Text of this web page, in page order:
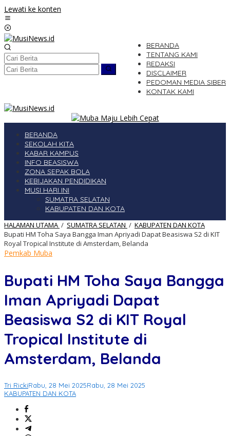
Lewati ke konten
BERANDA
TENTANG KAMI
REDAKSI
DISCLAIMER
PEDOMAN MEDIA SIBER
KONTAK KAMI
BERANDA
SEKOLAH KITA
KABAR KAMPUS
INFO BEASISWA
ZONA SEPAK BOLA
KEBIJAKAN PENDIDIKAN
MUSI HARI INI
SUMATRA SELATAN
KABUPATEN DAN KOTA
HALAMAN UTAMA / SUMATRA SELATAN / KABUPATEN DAN KOTA
Bupati HM Toha Saya Bangga Iman Apriyadi Dapat Beasiswa S2 di KIT
Royal Tropical Institute di Amsterdam, Belanda
Pemkab Muba
Bupati HM Toha Saya Bangga
Iman Apriyadi Dapat
Beasiswa S2 di KIT Royal
Tropical Institute di
Amsterdam, Belanda
Tri RickiRabu, 28 Mei 2025Rabu, 28 Mei 2025
KABUPATEN DAN KOTA